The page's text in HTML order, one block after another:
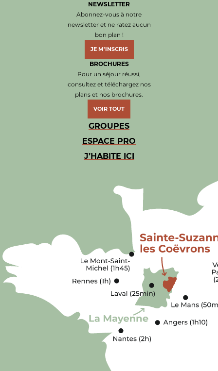
NEWSLETTER
Abonnez-vous à notre
newsletter et ne ratez aucun
bon plan !
JE M'INSCRIS
BROCHURES
Pour un séjour réussi,
consultez et téléchargez nos
plans et nos brochures.
VOIR TOUT
GROUPES
ESPACE PRO
J’HABITE ICI